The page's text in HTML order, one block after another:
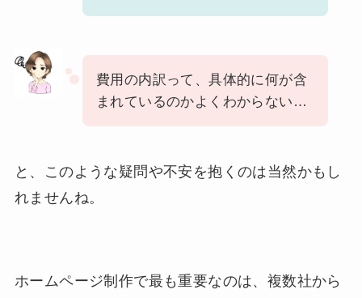
費用の内訳って、具体的に何が含
まれているのかよくわからない…
と、このような疑問や不安を抱くのは当然かもし
れませんね。
ホームページ制作で最も重要なのは、複数社から